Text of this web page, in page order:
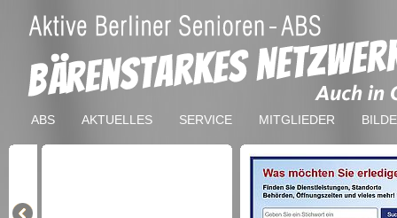
ABS AKTUELLES SERVICE MITGLIEDER